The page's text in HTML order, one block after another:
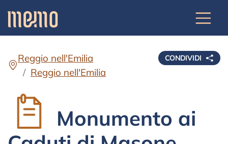
CONDIVIDI
Reggio nell'Emilia
Reggio nell'Emilia
Monumento ai